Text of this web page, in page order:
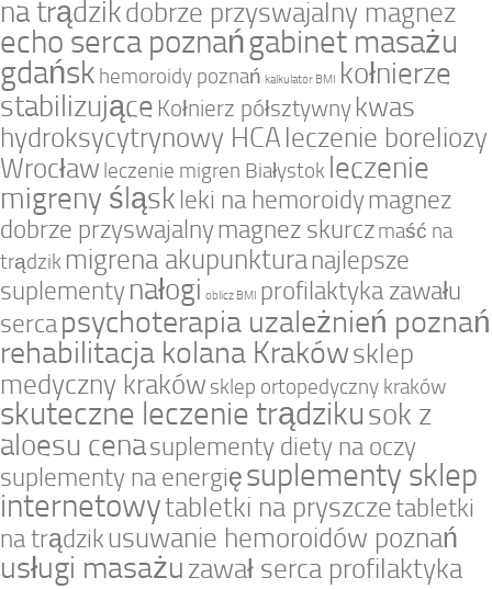
na trądzikdobrze przyswajalny magnez
echo serca poznańgabinet masażu
gdańsk hemoroidy poznań kalkulator BMI kołnierze
stabilizujące Kołnierz półsztywny kwas
hydroksycytrynowy HCA leczenie boreliozy
Wrocław leczenie migren Białystok leczenie
migreny śląsk leki na hemoroidymagnez
dobrze przyswajalnymagnez skurczmaść na
trądzik migrena akupunkturanajlepsze
suplementynałogi oblicz BMI profilaktyka zawału
sercapsychoterapia uzależnień poznań
rehabilitacja kolana Krakówsklep
medyczny kraków sklep ortopedyczny kraków
skuteczne leczenie trądzikusok z
aloesu cenasuplementy diety na oczy
suplementy na energięsuplementy sklep
internetowytabletki na pryszczetabletki
na trądzikusuwanie hemoroidów poznań
usługi masażu zawał serca profilaktyka